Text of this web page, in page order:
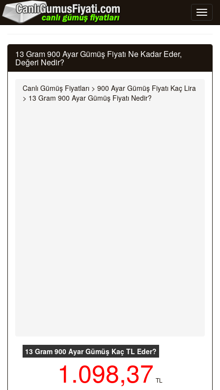
13 Gram 900 Ayar Gümüş Fiyatı Ne Kadar Eder,
Değeri Nedir?
Canlı Gümüş Fiyatları > 900 Ayar Gümüş Fiyatı Kaç Lira
> 13 Gram 900 Ayar Gümüş Fiyatı Nedir?
13 Gram 900 Ayar Gümüş Kaç TL Eder?
1.098,37 TL